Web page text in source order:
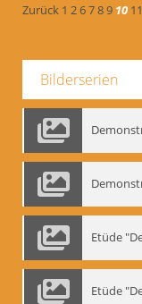
Zurück 1 26789 10 11
Bilderserien